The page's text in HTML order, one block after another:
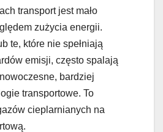
transport jest mało
zużycia energii.
te, które nie spełniają
emisji, często spalają
bardziej
transportowe. To
cieplarnianych na